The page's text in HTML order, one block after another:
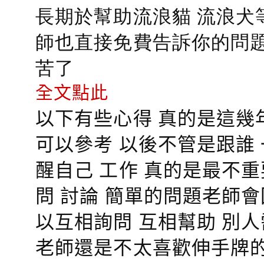
長期於幫助流浪貓 流浪
師也直接免費告訴你的問
苦了
全文點此
以下有些心得 真的是這
可以參考 以後不管是跟
醒自己 工作 真的是最不
問 討論 簡單的問題老師
以互相詢問 互相幫助 別
老師還是不太喜歡伸手牌